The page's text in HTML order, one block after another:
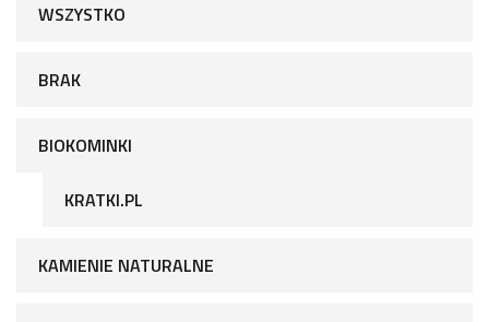
WSZYSTKO
BRAK
BIOKOMINKI
KRATKI.PL
KAMIENIE NATURALNE